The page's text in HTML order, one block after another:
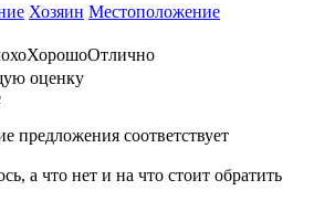
Хозяин Местоположение
ХорошоОтлично
оценку
предложения соответствует
а что нет и на что стоит обратить